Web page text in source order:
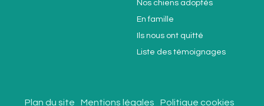
Nos chiens adoptés
En famille
Ils nous ont quitté
Liste des témoignages
Plan du site Mentions légales
Politique cookies